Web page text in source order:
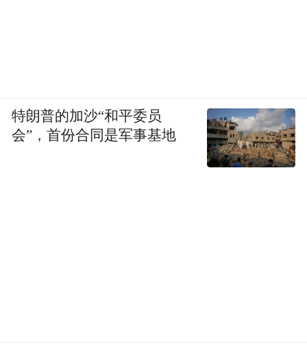
特朗普的加沙“和平委员
会”，首份合同是军事基地